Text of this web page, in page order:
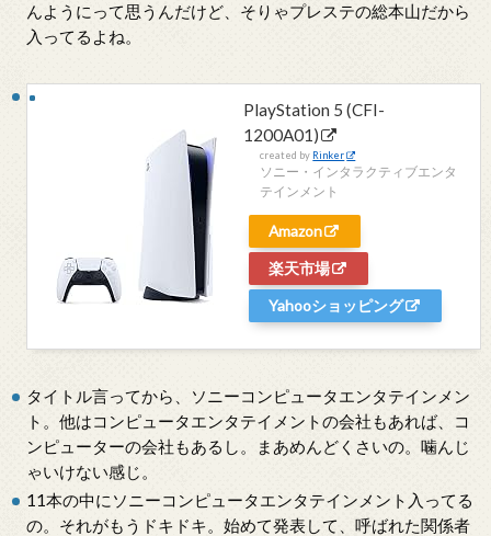
んようにって思うんだけど、そりゃプレステの総本山だから
入ってるよね。
PlayStation 5 (CFI-
1200A01)
created by Rinker
ソニー・インタラクティブエンタ
テインメント
Amazon
楽天市場
Yahooショッピング
タイトル言ってから、ソニーコンピュータエンタテインメン
ト。他はコンピュータエンタテイメントの会社もあれば、コ
ンピューターの会社もあるし。まあめんどくさいの。噛んじ
ゃいけない感じ。
11本の中にソニーコンピュータエンタテインメント入ってる
の。それがもうドキドキ。始めて発表して、呼ばれた関係者